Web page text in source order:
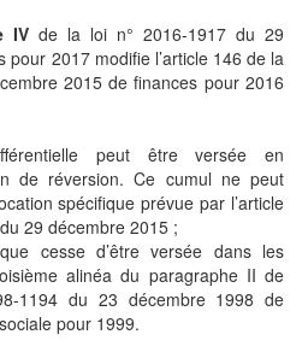
IV de la loi n° 2016-1917 du 29
2017 modifie l’article 146 de la
2015 de finances pour 2016
peut être versée en
de réversion. Ce cumul ne peut
spécifique prévue par l’article
29 décembre 2015 ;
cesse d’être versée dans les
alinéa du paragraphe II de
1194 du 23 décembre 1998 de
pour 1999.